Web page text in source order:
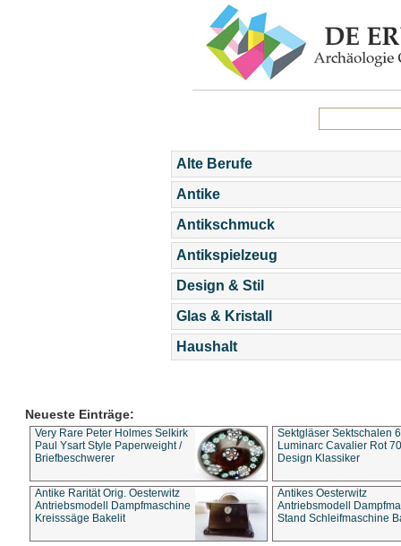
Alte Berufe
Antike
Antikschmuck
Antikspielzeug
Design & Stil
Glas & Kristall
Haushalt
Neueste Einträge:
Very Rare Peter Holmes Selkirk
Paul Ysart Style Paperweight /
Briefbeschwerer
Sektgläser Sektschalen
Luminarc Cavalier Rot
Design Klassiker
Antike Rarität Orig. Oesterwitz
Antriebsmodell Dampfmaschine
Kreisssäge Bakelit
Antikes Oesterwitz
Antriebsmodell
Stand Schleifmaschine